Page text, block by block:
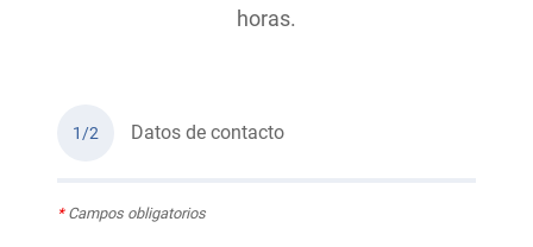
horas.
1/2 Datos de contacto
*Campos obligatorios